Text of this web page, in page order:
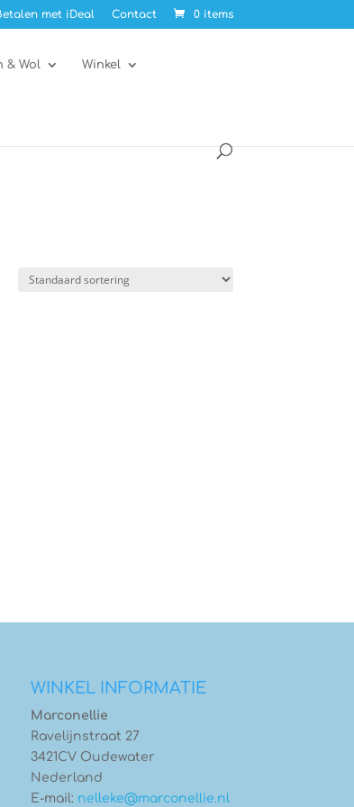
met iDeal Contact 0 items
& Wol Winkel
WINKEL INFORMATIE
Marconellie
Ravelijnstraat 27
3421CV Oudewater
Nederland
E-mail: nelleke@marconellie.nl